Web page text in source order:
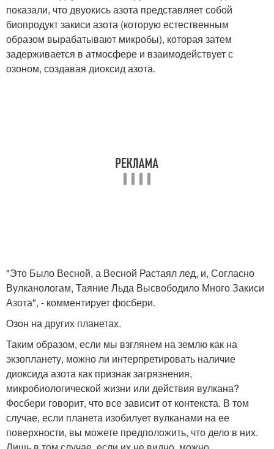
показали, что двуокись азота представляет собой
биопродукт закиси азота (которую естественным
образом вырабатывают микробы), которая затем
задерживается в атмосфере и взаимодействует с
озоном, создавая диоксид азота.
"Это Было Весной, а Весной Растаял лед, и, Согласно
Вулканологам, Таяние Льда Высвободило Много Закиси
Азота", - комментирует фосбери.
Озон на других планетах.
Таким образом, если мы взглянем на землю как на
экзопланету, можно ли интерпретировать наличие
диоксида азота как признак загрязнения,
микробиологической жизни или действия вулкана?
Фосбери говорит, что все зависит от контекста. В том
случае, если планета изобилует вулканами на ее
поверхности, вы можете предположить, что дело в них.